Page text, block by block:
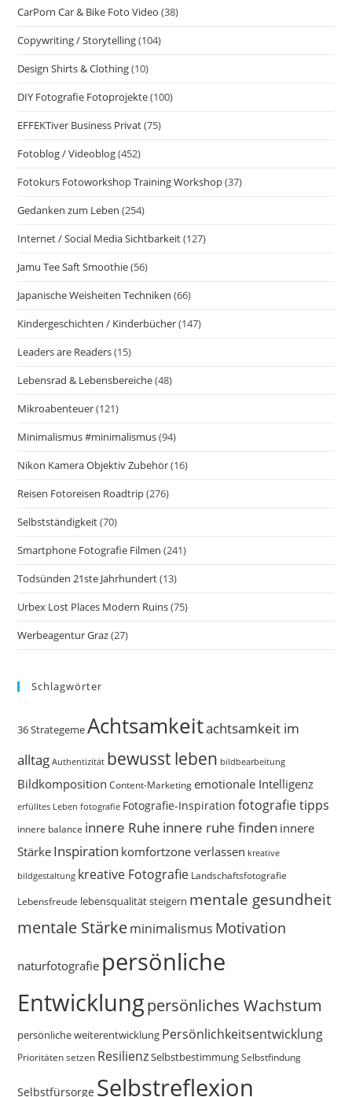
CarPorn Car & Bike Foto Video (38)
Copywriting / Storytelling(104)
Design Shirts & Clothing(10)
DIY Fotografie Fotoprojekte(100)
EFFEKTiver Business Privat(75)
Fotoblog / Videoblog(452)
Fotokurs Fotoworkshop Training Workshop(37)
Gedanken zum Leben (254)
Internet / Social Media Sichtbarkeit(127)
Jamu Tee Saft Smoothie(56)
Japanische Weisheiten Techniken (66)
Kindergeschichten / Kinderbücher(147)
Leaders are Readers(15)
Lebensrad & Lebensbereiche(48)
Mikroabenteuer(121)
Minimalismus #minimalismus(94)
Nikon Kamera Objektiv Zubehör(16)
Reisen Fotoreisen Roadtrip(276)
Selbstständigkeit(70)
Smartphone Fotografie Filmen (241)
Todsünden 21ste Jahrhundert(13)
Urbex Lost Places Modern Ruins(75)
Werbeagentur Graz(27)
Schlagwörter
36 StrategemeAchtsamkeitachtsamkeit im
alltag Authentizität bewusst leben bildbearbeitung
Bildkomposition Content-Marketing emotionale Intelligenz
erfülltes Leben fotografie Fotografie-Inspiration fotografie tipps
innere balance innere Ruhe innere ruhe finden innere
Stärke Inspiration komfortzone verlassen kreative
bildgestaltung kreative Fotografie Landschaftsfotografie
Lebensfreude lebensqualität steigern mentale gesundheit
mentale Stärkeminimalismus Motivation
naturfotografie persönliche
Entwicklungpersönliches Wachstum
persönliche weiterentwicklung Persönlichkeitsentwicklung
Prioritäten setzen ResilienzSelbstbestimmung Selbstfindung
Selbstfürsorge Selbstreflexion